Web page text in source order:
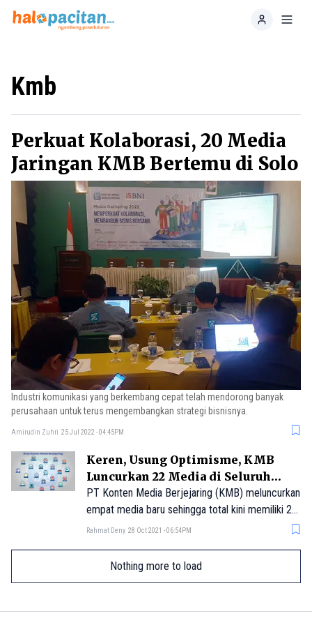
Home
Kmb
Perkuat Kolaborasi, 20 Media
Jaringan KMB Bertemu di Solo
Industri komunikasi yang berkembang cepat telah mendorong banyak
perusahaan untuk terus mengembangkan strategi bisnisnya.
Amirudin Zuhri 25 Jul 2022 - 04:45PM
Keren, Usung Optimisme, KMB
Luncurkan 22 Media di Seluruh
Indonesia
PT Konten Media Berjejaring (KMB) meluncurkan
empat media baru sehingga total kini memiliki 22
media di seluruh Indonesia. Founder KMB,
Rahmat Deny 28 Oct 2021 - 06:54PM
Nothing more to load